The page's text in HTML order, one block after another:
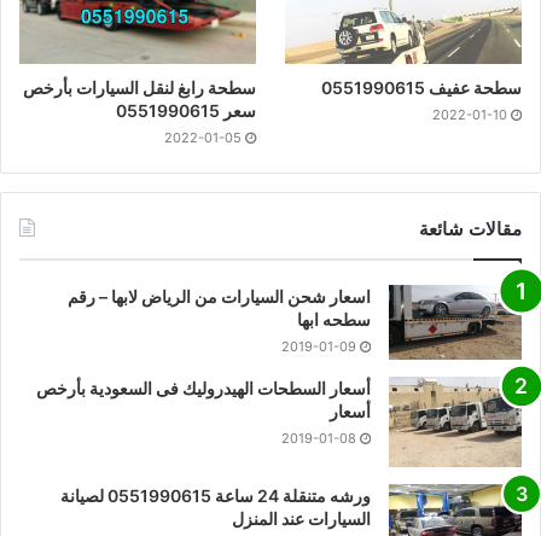
سطحة عفيف 0551990615
2022-01-10
سطحة رابغ لنقل السيارات بأرخص
سعر 0551990615
2022-01-05
مقالات شائعة
اسعار شحن السيارات من الرياض لابها – رقم
سطحه ابها
2019-01-09
أسعار السطحات الهيدروليك فى السعودية بأرخص
أسعار
2019-01-08
ورشه متنقلة 24 ساعة 0551990615 لصيانة
السيارات عند المنزل